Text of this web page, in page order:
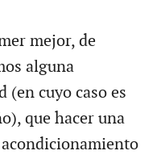
mejor, de
alguna
(en cuyo caso es
que hacer una